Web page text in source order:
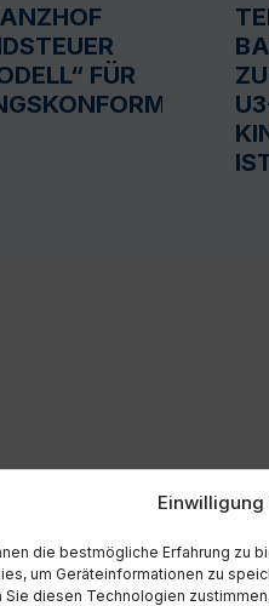
die bestmögliche Erfahrung zu
um Geräteinformationen zu
Sie diesen Technologien
FÜR